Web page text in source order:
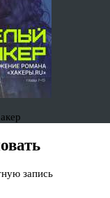
запись